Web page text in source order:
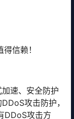
信赖！
速、安全防护
攻击防护，
DDoS攻击方